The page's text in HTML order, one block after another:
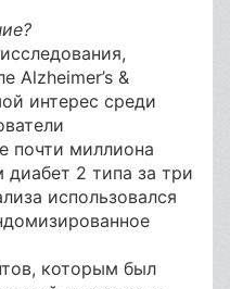
Alzheimer’s &
интерес среди
почти миллиона
2 типа за три
использовался
которым был